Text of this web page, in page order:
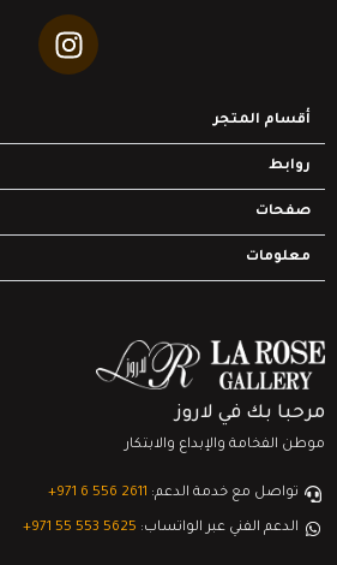
أقسام المتجر
روابط
صفحات
معلومات
مرحبا بك في لاروز
موطن الفخامة والإبداع والابتكار
تواصل مع خدمة الدعم: ‎+971 6 556 2611
الدعم الفني عبر الواتساب: ‎+971 55 553 5625